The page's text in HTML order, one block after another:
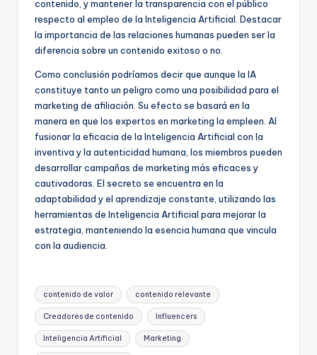
contenido, y mantener la transparencia con el público
respecto al empleo de la Inteligencia Artificial. Destacar
la importancia de las relaciones humanas pueden ser la
diferencia sobre un contenido exitoso o no.
Como conclusión podríamos decir que aunque la IA
constituye tanto un peligro como una posibilidad para el
marketing de afiliación. Su efecto se basará en la
manera en que los expertos en marketing la empleen. Al
fusionar la eficacia de la Inteligencia Artificial con la
inventiva y la autenticidad humana, los miembros pueden
desarrollar campañas de marketing más eficaces y
cautivadoras. El secreto se encuentra en la
adaptabilidad y el aprendizaje constante, utilizando las
herramientas de Inteligencia Artificial para mejorar la
estrategia, manteniendo la esencia humana que vincula
con la audiencia.
Etiquetas:
contenido de valor contenido relevante
Creadores de contenido Influencers
Inteligencia Artificial Marketing